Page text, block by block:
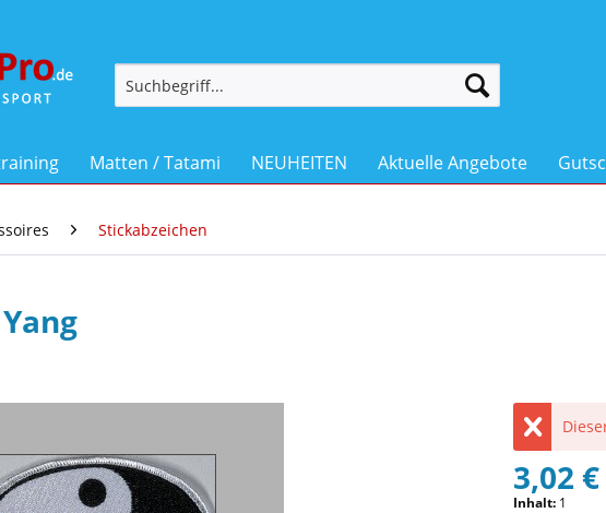
Matten / Tatami NEUHEITEN Aktuelle Angebote
Stickabzeichen
3,02
Inhalt: 1